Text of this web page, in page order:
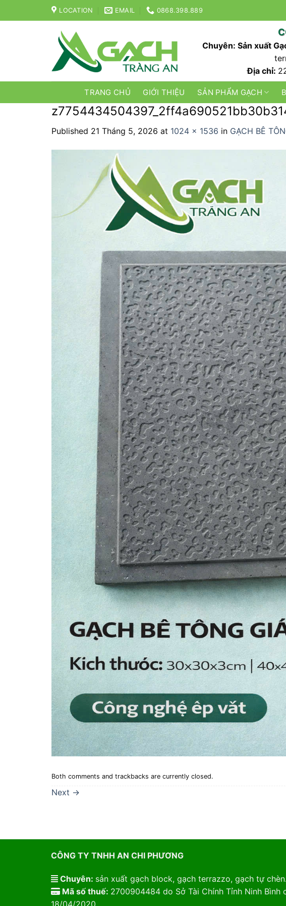
to
LOCATION EMAIL 0868.398.889
Chuyên: Sản xuất
Địa chỉ:
TRANG CHỦ GIỚI THIỆU SẢN PHẨM GẠCH
Published 21 Tháng 5, 2026 at 1024 × 1536 in GẠCH BÊ
Both comments and trackbacks are currently closed.
Next →
CÔNG TY TNHH AN CHI PHƯƠNG
Chuyên: sản xuất gạch block, gạch terrazzo, gạch tự
Mã số thuế: 2700904484 do Sở Tài Chính Tỉnh Ninh Bình
18/04/2020